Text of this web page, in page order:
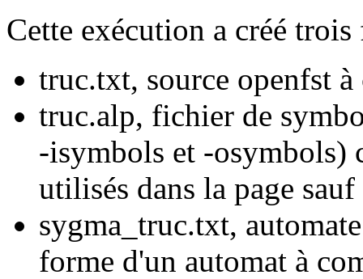
Cette exécution a créé
truc.txt, source openfst
truc.alp, fichier de
-isymbols et -osymbols)
utilisés dans la page
sygma_truc.txt,
forme d'un automat à